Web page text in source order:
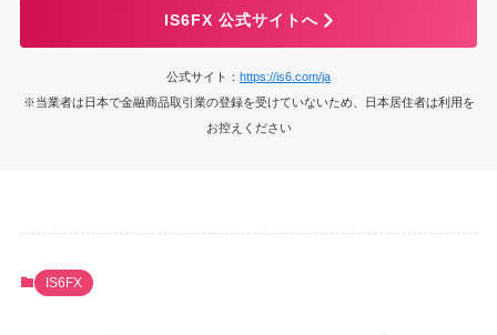
IS6FX 公式サイトへ
公式サイト： https://is6.com/ja
※当業者は日本で金融商品取引業の登録を受けていないため、日本居住者は利用を
お控えください
IS6FX